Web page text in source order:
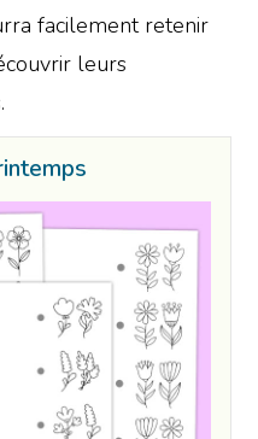
facilement retenir
leurs